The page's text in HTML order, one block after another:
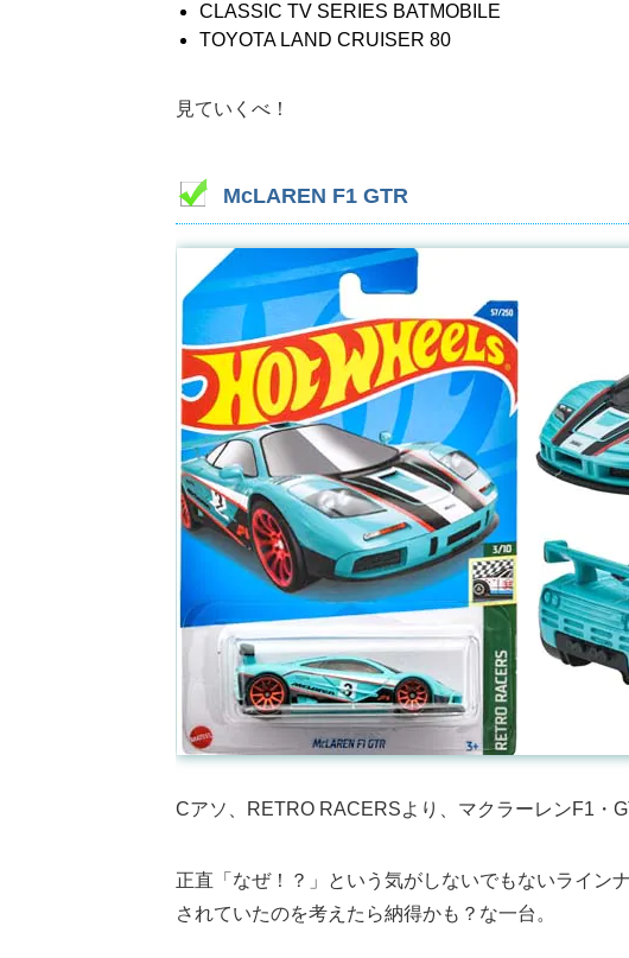
CLASSIC TV SERIES BATMOBILE
TOYOTA LAND CRUISER 80
見ていくべ！
McLAREN F1 GTR
Cアソ、RETRO RACERSより、マクラーレンF1・
正直「なぜ！？」という気がしないでもないライン
されていたのを考えたら納得かも？な一台。